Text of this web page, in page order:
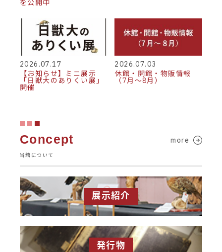
を公開中
2026.07.17
【お知らせ】ミニ展示
「日獣大のありくい展」
開催
2026.07.03
休館・開館・物販情報
（7月～8月）
Concept
当館について
more
展示紹介
発行物